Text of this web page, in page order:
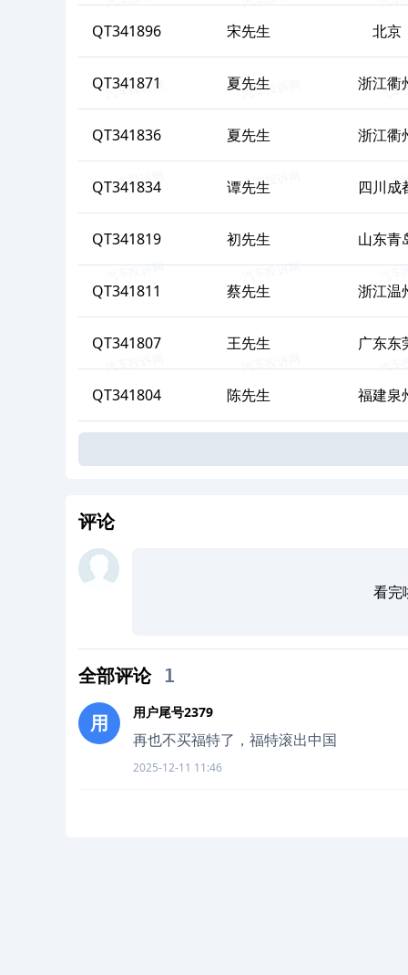
QT341896 宋先生 北京
QT341871 夏先生 浙江衢
QT341836 夏先生 浙江衢
QT341834 谭先生 四川成
QT341819 初先生 山东青
QT341811 蔡先生 浙江温
QT341807 王先生 广东东
QT341804 陈先生 福建泉
评论
看完
全部评论 1
用 用户尾号2379
再也不买福特了，福特滚出中国
2025-12-11 11:46